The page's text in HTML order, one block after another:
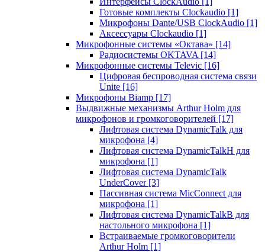
Готовые комплекты Clockaudio [1]
Микрофоны Dante/USB ClockAudio [1]
Аксессуары Clockaudio [1]
Микрофонные системы «Октава» [14]
Радиосистемы OKTAVA [14]
Микрофонные системы Televic [16]
Цифровая беспроводная система связи
Unite [16]
Микрофоны Biamp [17]
Выдвижные механизмы Arthur Holm для
микрофонов и громкоговорителей [17]
Лифтовая система DynamicTalk для
микрофона [4]
Лифтовая система DynamicTalkH для
микрофона [1]
Лифтовая система DynamicTalk
UnderCover [3]
Пассивная система MicConnect для
микрофона [1]
Лифтовая система DynamicTalkB для
настольного микрофона [1]
Встраиваемые громкоговорители
Arthur Holm [1]